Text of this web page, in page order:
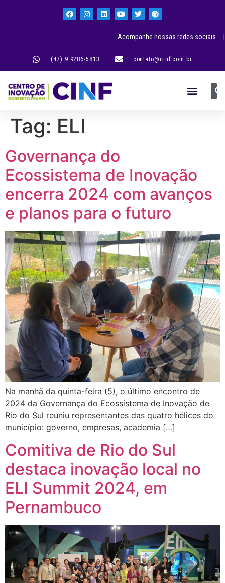
(47) 9 9286-5813 contato@cinf.com.br
Acompanhe nossas redes sociais |
Tag: ELI
Governança do
Ecossistema de Inovação
encerra 2024 com avanços
e planos para o futuro
Na manhã da quinta-feira (5), o último encontro de
2024 da Governança do Ecossistema de Inovação de
Rio do Sul reuniu representantes das quatro hélices do
município: governo, empresas, academia […]
Comitiva de Rio do Sul
destaca inovação local no
ELI Summit 2024, em
Pernambuco